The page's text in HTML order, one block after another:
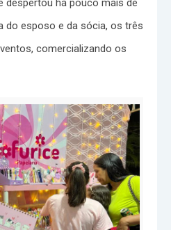
despertou há pouco mais de
do esposo e da sócia, os três
comercializando os